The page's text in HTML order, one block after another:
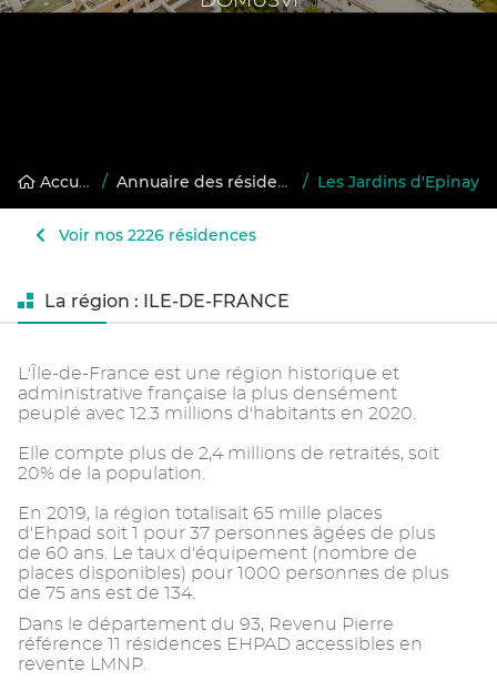
Accueil / Annuaire des résidences gérées / Les Jardins d'Epinay
Voir nos 2226 résidences
La région : ILE-DE-FRANCE
L'Île-de-France est une région historique et
administrative française la plus densément
peuplé avec 12.3 millions d'habitants en 2020.
Elle compte plus de 2,4 millions de retraités, soit
20% de la population.
En 2019, la région totalisait 65 mille places
d'Ehpad soit 1 pour 37 personnes âgées de plus
de 60 ans. Le taux d'équipement (nombre de
places disponibles) pour 1000 personnes de plus
de 75 ans est de 134.
Dans le département du 93, Revenu Pierre
référence 11 résidences EHPAD accessibles en
revente LMNP.